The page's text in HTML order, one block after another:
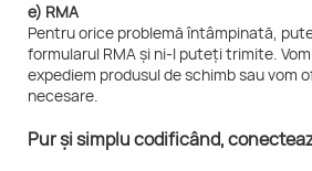
e) RMA
Pentru orice problemă întâmpinată,
formularul RMA și ni-l puteți trimite.
expediem produsul de schimb sau vom
necesare.
Pur și simplu codificând,